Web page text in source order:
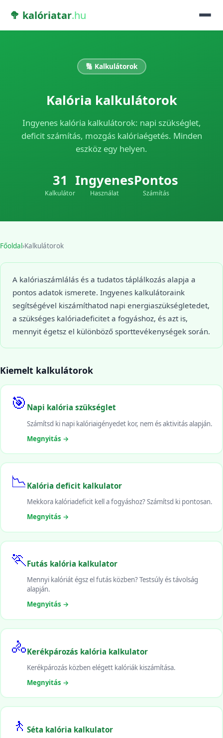
🥦 kalóriatar.hu
🔢 Kalkulátorok
Kalória kalkulátorok
Ingyenes kalória kalkulátorok: napi szükséglet,
deficit számítás, mozgás kalóriaégetés. Minden
eszköz egy helyen.
31
Kalkulátor
Ingyenes
Használat
Pontos
Számítás
Főoldal›Kalkulátorok
A kalóriaszámlálás és a tudatos táplálkozás alapja a
pontos adatok ismerete. Ingyenes kalkulátoraink
segítségével kiszámíthatod napi energiaszükségletedet,
a szükséges kalóriadeficitet a fogyáshoz, és azt is,
mennyit égetsz el különböző sporttevékenységek során.
Kiemelt kalkulátorok
🎯 Napi kalória szükséglet
Számítsd ki napi kalóriaigényedet kor, nem és aktivitás alapján.
Megnyitás →
📉 Kalória deficit kalkulator
Mekkora kalóriadeficit kell a fogyáshoz? Számítsd ki pontosan.
Megnyitás →
🏃 Futás kalória kalkulator
Mennyi kalóriát égsz el futás közben? Testsúly és távolság
alapján.
Megnyitás →
🚴Kerékpározás kalória kalkulator
Kerékpározás közben elégett kalóriák kiszámítása.
Megnyitás →
🚶 Séta kalória kalkulator